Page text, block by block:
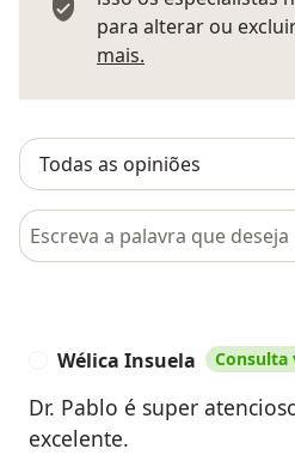
para alterar ou
mais.
Pesquisar em opiniões
Wélica Insuela Consulta
Dr. Pablo é super
excelente.